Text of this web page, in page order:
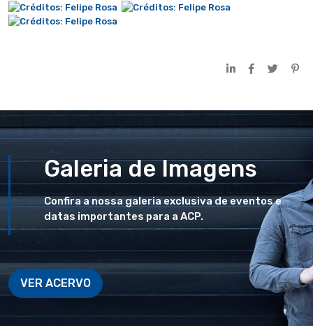
Galeria de Imagens
Confira a nossa galeria exclusiva de eventos e
datas importantes para a ACP.
VER ACERVO